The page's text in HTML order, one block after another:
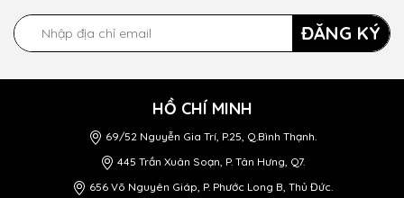
ĐĂNG KÝ
HỒ CHÍ MINH
69/52 Nguyễn Gia Trí, P.25, Q.Bình Thạnh.
445 Trần Xuân Soạn, P. Tân Hưng, Q7.
656 Võ Nguyên Giáp, P. Phước Long B, Thủ Đức.